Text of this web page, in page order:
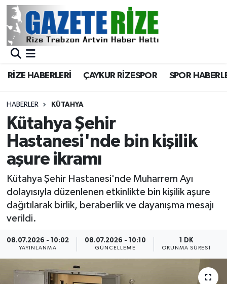
RİZE HABERLERİ ÇAYKUR RİZESPOR SPOR
HABERLER KÜTAHYA
Kütahya Şehir
Hastanesi'nde bin kişilik
aşure ikramı
Kütahya Şehir Hastanesi'nde Muharrem Ayı
dolayısıyla düzenlenen etkinlikte bin kişilik aşure
dağıtılarak birlik, beraberlik ve dayanışma mesajı
verildi.
08.07.2026 - 10:02
YAYINLANMA
08.07.2026 - 10:10
GÜNCELLEME
1 DK
OKUNMA SÜRESI
BÖLGEMİZ
Asayiş
Rize Jandarma Komutanlığı
Bilim Teknoloji
Advertising news
Canlı Maç
ÇEVRE
Dış Haberler
Merkez Nöbetçi Eczaneler
Merkez Trafik Yoğunluk Haritası
Süper Lig Puan Durumu ve Fikstür
Tüm Manşetler
Haber Arşivi